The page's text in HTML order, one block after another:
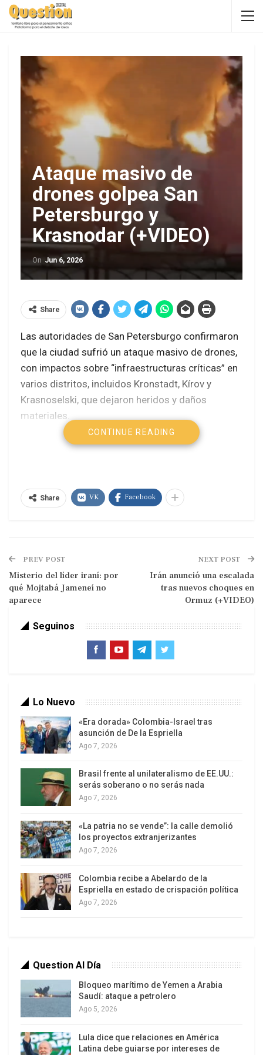
Ataque masivo de
drones golpea San
Petersburgo y
Krasnodar (+VIDEO)
On Jun 6, 2026
Share
Las autoridades de San Petersburgo confirmaron
que la ciudad sufrió un ataque masivo de drones,
con impactos sobre “infraestructuras críticas” en
varios distritos, incluidos Kronstadt, Kírov y
Krasnoselski, que dejaron heridos y daños
materiales.
En Kronstadt, importante base de la Flota del
que habría provocado potentes explosiones
audibles en amplias zonas de la ciudad.
vídeo
00:00
El gobernador de la región de Leningrado informó
del derribo de más de un centenar de drones
durante la noche, mientras se veían columnas de
humo sobre infraestructuras energéticas y
tecnológicas en la periferia de San Petersburgo.
Por primera vez desde el inicio de la guerra, las
autoridades ordenaron a los habitantes no salir de
sus casas mientras se desarrollaba la operación y
se evaluaban los daños.
En paralelo, drones alcanzaron una instalación
petrolera en el Krai de Krasnodar, en el sur de
Rusia, provocando un gran incendio en depósitos
de almacenamiento de combustible, según
autoridades regionales y canales de emergencia.
CONTINUE READING
Share VK Facebook
PREV POST
Misterio del líder iraní: por
qué Mojtabá Jameneí no
aparece
NEXT POST
Irán anunció una escalada
tras nuevos choques en
Ormuz (+VIDEO)
Seguinos
Lo Nuevo
«Era dorada» Colombia-Israel tras
asunción de De la Espriella
Ago 7, 2026
Brasil frente al unilateralismo de EE.UU.:
serás soberano o no serás nada
Ago 7, 2026
«La patria no se vende”: la calle demolió
los proyectos extranjerizantes
Ago 7, 2026
Colombia recibe a Abelardo de la
Espriella en estado de crispación política
Ago 7, 2026
Question Al Día
Bloqueo marítimo de Yemen a Arabia
Saudí: ataque a petrolero
Ago 5, 2026
Lula dice que relaciones en América
Latina debe guiarse por intereses de